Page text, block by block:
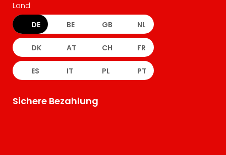
Land
DE BE GB NL
DK AT CH FR
ES IT PL PT
Sichere Bezahlung